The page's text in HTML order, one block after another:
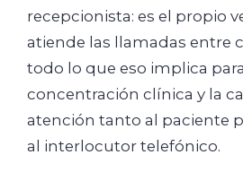
recepcionista: es el propio
atiende las llamadas entre
todo lo que eso implica
concentración clínica y la
atención tanto al paciente
al interlocutor telefónico.